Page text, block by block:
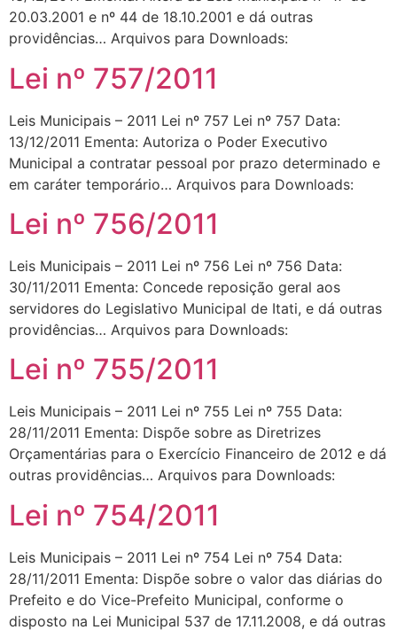
20.03.2001 e nº 44 de 18.10.2001 e dá outras
providências… Arquivos para Downloads:
Lei nº 757/2011
Leis Municipais – 2011 Lei nº 757 Lei nº 757 Data:
13/12/2011 Ementa: Autoriza o Poder Executivo
Municipal a contratar pessoal por prazo determinado e
em caráter temporário… Arquivos para Downloads:
Lei nº 756/2011
Leis Municipais – 2011 Lei nº 756 Lei nº 756 Data:
30/11/2011 Ementa: Concede reposição geral aos
servidores do Legislativo Municipal de Itati, e dá outras
providências… Arquivos para Downloads:
Lei nº 755/2011
Leis Municipais – 2011 Lei nº 755 Lei nº 755 Data:
28/11/2011 Ementa: Dispõe sobre as Diretrizes
Orçamentárias para o Exercício Financeiro de 2012 e dá
outras providências… Arquivos para Downloads:
Lei nº 754/2011
Leis Municipais – 2011 Lei nº 754 Lei nº 754 Data:
28/11/2011 Ementa: Dispõe sobre o valor das diárias do
Prefeito e do Vice-Prefeito Municipal, conforme o
disposto na Lei Municipal 537 de 17.11.2008, e dá outras